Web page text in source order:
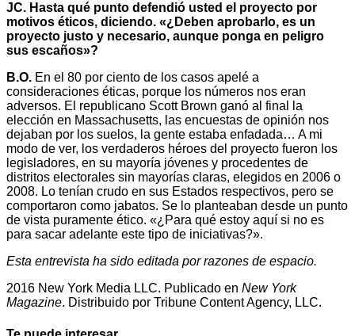
JC. Hasta qué punto defendió usted el proyecto por
motivos éticos, diciendo. «¿Deben aprobarlo, es un
proyecto justo y necesario, aunque ponga en peligro
sus escaños»?
B.O. En el 80 por ciento de los casos apelé a
consideraciones éticas, porque los números nos eran
adversos. El republicano Scott Brown ganó al final la
elección en Massachusetts, las encuestas de opinión nos
dejaban por los suelos, la gente estaba enfadada… A mi
modo de ver, los verdaderos héroes del proyecto fueron los
legisladores, en su mayoría jóvenes y procedentes de
distritos electorales sin mayorías claras, elegidos en 2006 o
2008. Lo tenían crudo en sus Estados respectivos, pero se
comportaron como jabatos. Se lo planteaban desde un punto
de vista puramente ético. «¿Para qué estoy aquí si no es
para sacar adelante este tipo de iniciativas?».
Esta entrevista ha sido editada por razones de espacio.
2016 New York Media LLC. Publicado en New York
Magazine. Distribuido por Tribune Content Agency, LLC.